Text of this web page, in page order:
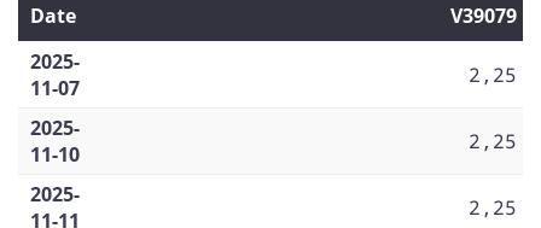
Date
V39079
2025-
11-07
2,25
2025-
11-10
2,25
2025-
11-11
2,25